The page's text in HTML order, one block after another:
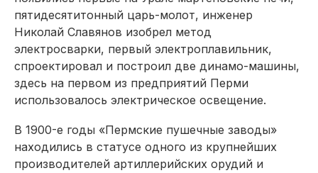
пятидесятитонный царь-молот, инженер
Николай Славянов изоб­рел метод
электросварки, первый электроплавильник,
спроектировал и построил две динамо-машины,
здесь на первом из предприятий Перми
использовалось электрическое освещение.
В 1900-е годы «Пермские пушечные заводы»
находились в статусе одного из крупнейших
производителей артиллерийских орудий и